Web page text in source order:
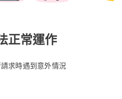
正常運作
求時遇到意外情況